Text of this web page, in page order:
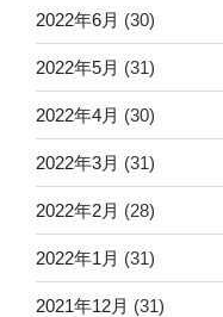
2022年6月 (30)
2022年5月 (31)
2022年4月 (30)
2022年3月 (31)
2022年2月 (28)
2022年1月 (31)
2021年12月 (31)